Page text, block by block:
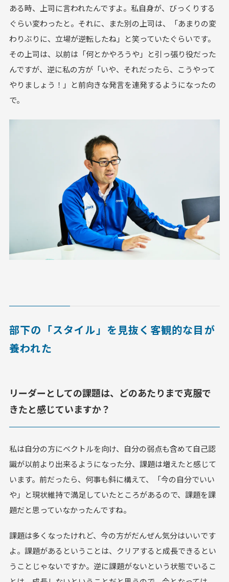
ある時、上司に言われたんですよ。私自身が、びっくりする
ぐらい変わったと。それに、また別の上司は、「あまりの変
わりぶりに、立場が逆転したね」と笑っていたぐらいです。
その上司は、以前は「何とかやろうや」と引っ張り役だった
んですが、逆に私の方が「いや、それだったら、こうやって
やりましょう！」と前向きな発言を連発するようになったの
で。
部下の「スタイル」を見抜く客観的な目が
養われた
リーダーとしての課題は、どのあたりまで克服で
きたと感じていますか？
私は自分の方にベクトルを向け、自分の弱点も含めて自己認
識が以前より出来るようになった分、課題は増えたと感じて
います。前だったら、何事も斜に構えて、「今の自分でいい
や」と現状維持で満足していたところがあるので、課題を課
題だと思っていなかったんですね。
課題は多くなったけれど、今の方がだんぜん気分はいいです
よ。課題があるということは、クリアすると成長できるとい
うことじゃないですか。逆に課題がないという状態でいるこ